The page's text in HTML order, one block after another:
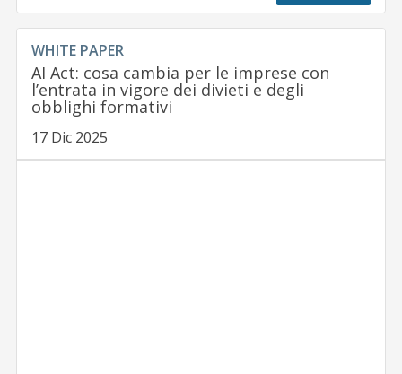
WHITE PAPER
AI Act: cosa cambia per le imprese con
l’entrata in vigore dei divieti e degli
obblighi formativi
17 Dic 2025